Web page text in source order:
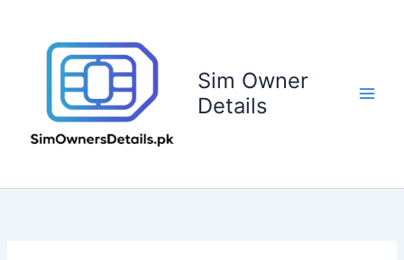
content
Sim Owner
Details